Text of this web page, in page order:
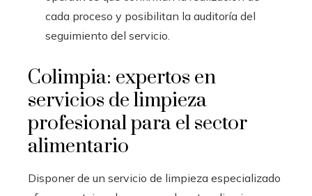
cada proceso y posibilitan la auditoría del
seguimiento del servicio.
Colimpia: expertos en
servicios de limpieza
profesional para el sector
alimentario
Disponer de un servicio de limpieza especializado